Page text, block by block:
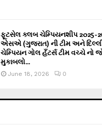
ફૂટસેલ ક્લબ ચેમ્પિયનશીપ 2025-
એસએ (ગુજરાત) ની ટીમ અને દિલ્લી
ચેમ્પિયન ગોલ હઁટર્સ ટીમ વચ્ચે નો
મુકાબલો...
June 18, 2026 0